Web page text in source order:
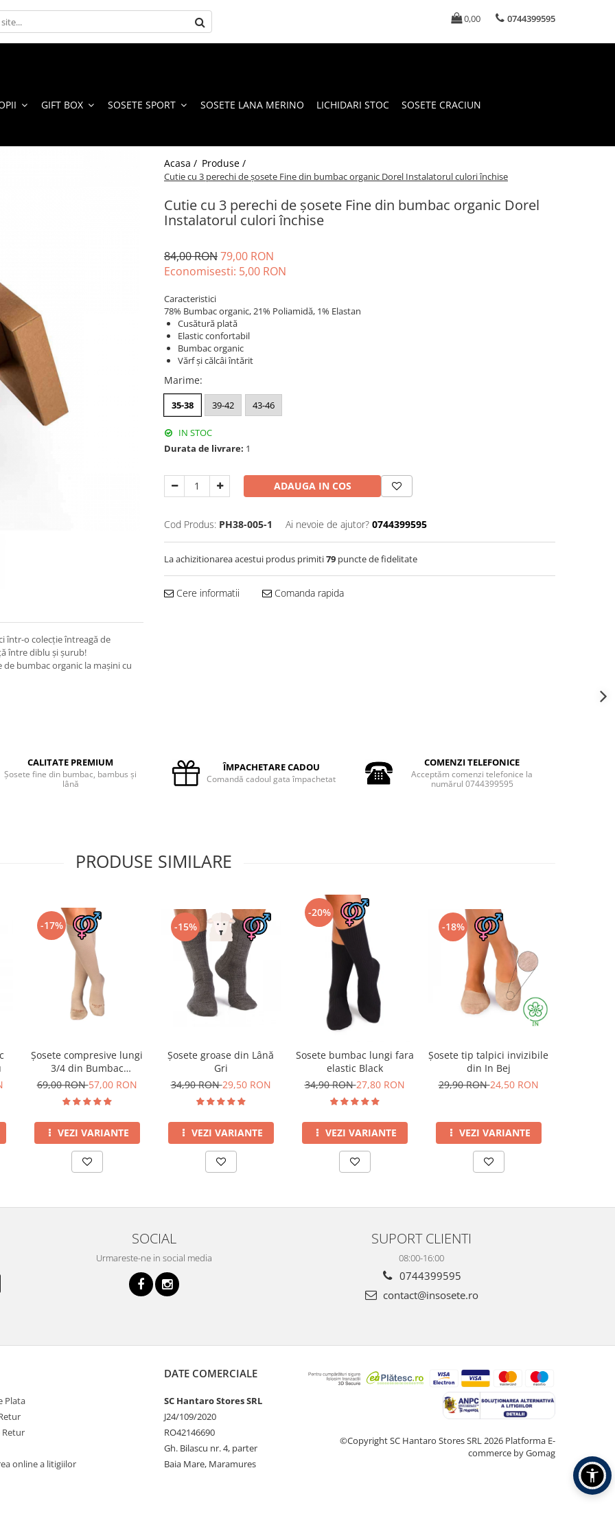
0,00 0744399595
GIFT BOX SOSETE SPORT SOSETE LANA MERINO LICHIDARI STOC SOSETE CRACIUN
Acasa / Produse /
Cutie cu 3 perechi de șosete Fine din bumbac organic Dorel Instalatorul culori închise
Cutie cu 3 perechi de șosete Fine din bumbac organic Dorel
Instalatorul culori închise
84,00 RON79,00 RON
Economisesti: 5,00 RON
Caracteristici
78% Bumbac organic, 21% Poliamidă, 1% Elastan
Cusătură plată
Elastic confortabil
Bumbac organic
Vărf și călcâi întărit
Marime:
35-38 39-42 43-46
IN STOC
Durata de livrare: 1
ADAUGA IN COS
Cod Produs: PH38-005-1 Ai nevoie de ajutor? 0744399595
La achizitionarea acestui produs primiti79 puncte de fidelitate
Cere informatii Comanda rapida
într-o colecție întreagă de
între diblu și șurub!
bumbac organic la mașini cu
CALITATE PREMIUM
Șosete fine din bumbac, bambus și
lână
ÎMPACHETARE CADOU
Comandă cadoul gata împachetat
COMENZI TELEFONICE
Acceptăm comenzi telefonice la
numărul 0744399595
PRODUSE SIMILARE
-17%
Șosete compresive lungi
3/4 din Bumbac
Mercerizat Bej
69,00 RON57,00 RON
VEZI VARIANTE
-15%
Șosete groase din Lână
Gri
34,90 RON29,50 RON
VEZI VARIANTE
-20%
Sosete bumbac lungi fara
elastic Black
34,90 RON27,80 RON
VEZI VARIANTE
-18%
Șosete tip talpici invizibile
din In Bej
29,90 RON24,50 RON
VEZI VARIANTE
SOCIAL
Urmareste-ne in social media
SUPORT CLIENTI
08:00-16:00
0744399595
contact@insosete.ro
Plata
Retur
online a litigiilor
DATE COMERCIALE
SC Hantaro Stores SRL
J24/109/2020
RO42146690
Gh. Bilascu nr. 4, parter
Baia Mare, Maramures
©Copyright SC Hantaro Stores SRL 2026 Platforma E-
commerce by Gomag